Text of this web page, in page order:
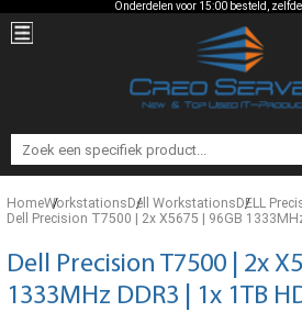
Onderdelen voor 15:00 besteld,
HomeWorkstationsDell WorkstationsDELL
Dell Precision T7500 | 2x X5675 | 96GB
Dell Precision T7500 | 2x
1333MHz DDR3 | 1x 1TB